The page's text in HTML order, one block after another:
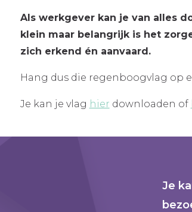
Als werkgever kan je van alles
klein maar belangrijk is het
zich erkend én aanvaard.
Hang dus die regenboogvlag op
Je kan je vlag hier downloaden of
Je